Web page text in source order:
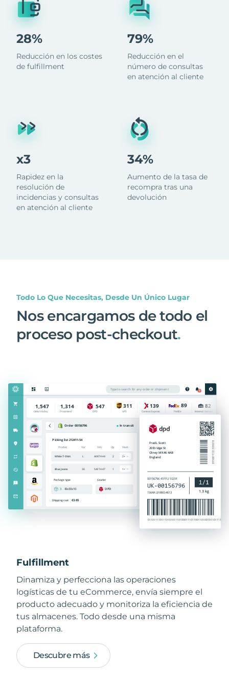
28%
Reducción en los costes
de fulfillment
x3
Rapidez en la
resolución de
incidencias y consultas
en atención al cliente
79%
Reducción en el
número de consultas
en atención al cliente
34%
Aumento de la tasa de
recompra tras una
devolución
Todo Lo Que Necesitas, Desde Un Único Lugar
Nos encargamos de todo el
proceso post-checkout.
Fulfillment
Dinamiza y perfecciona las operaciones
logísticas de tu eCommerce, envía siempre el
producto adecuado y monitoriza la eficiencia de
tus almacenes. Todo desde una misma
plataforma.
Descubre más